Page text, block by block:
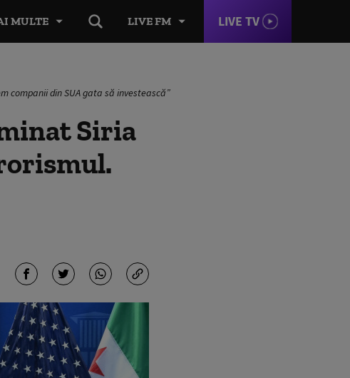
LIVE FM LIVE TV
MULTE
companii din SUA gata să investească”
Siria